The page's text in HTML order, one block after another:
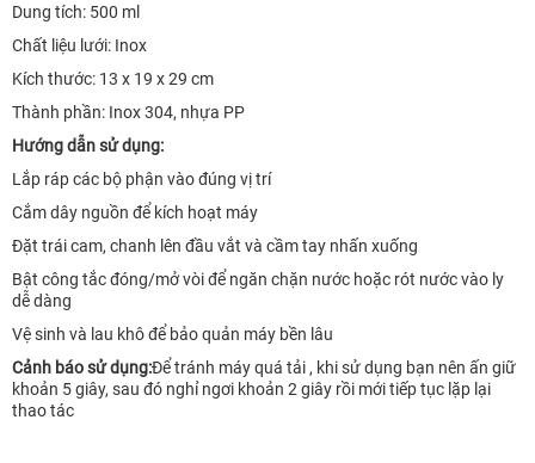
Dung tích: 500 ml
Chất liệu lưới: Inox
Kích thước: 13 x 19 x 29 cm
Thành phần: Inox 304, nhựa PP
Hướng dẫn sử dụng:
Lắp ráp các bộ phận vào đúng vị trí
Cắm dây nguồn để kích hoạt máy
Đặt trái cam, chanh lên đầu vắt và cầm tay nhấn xuống
Bật công tắc đóng/mở vòi để ngăn chặn nước hoặc rót nước vào ly
dễ dàng
Vệ sinh và lau khô để bảo quản máy bền lâu
Cảnh báo sử dụng:Để tránh máy quá tải , khi sử dụng bạn nên ấn giữ
khoản 5 giây, sau đó nghỉ ngơi khoản 2 giây rồi mới tiếp tục lặp lại
thao tác